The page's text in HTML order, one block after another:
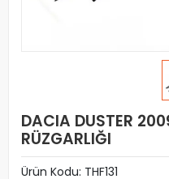
DACIA DUSTER
RÜZGARLIĞI
Ürün Kodu: THF131